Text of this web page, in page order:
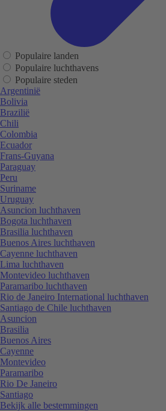
Populaire landen
Populaire luchthavens
Populaire steden
Argentinië
Bolivia
Brazilië
Chili
Colombia
Ecuador
Frans-Guyana
Paraguay
Peru
Suriname
Uruguay
Asuncion luchthaven
Bogota luchthaven
Brasilia luchthaven
Buenos Aires luchthaven
Cayenne luchthaven
Lima luchthaven
Montevideo luchthaven
Paramaribo luchthaven
Rio de Janeiro International luchthaven
Santiago de Chile luchthaven
Asuncion
Brasilia
Buenos Aires
Cayenne
Montevideo
Paramaribo
Rio De Janeiro
Santiago
Bekijk alle bestemmingen